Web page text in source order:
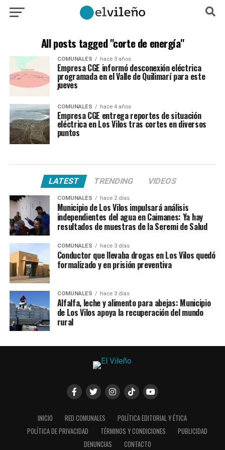
All posts tagged "corte de energía"
COMUNALES hace 3 años
Empresa CGE informó desconexión eléctrica
programada en el Valle de Quilimarí para este
jueves
COMUNALES hace 4 años
Empresa CGE entrega reportes de situación
eléctrica en Los Vilos tras cortes en diversos
puntos
LATEST TRENDING VIDEOS
COMUNALES hace 2 días
Municipio de Los Vilos impulsará análisis
independientes del agua en Caimanes: Ya hay
resultados de muestras de la Seremi de Salud
COMUNALES hace 3 días
Conductor que llevaba drogas en Los Vilos quedó
formalizado y en prisión preventiva
COMUNALES hace 3 días
Alfalfa, leche y alimento para abejas: Municipio
de Los Vilos apoya la recuperación del mundo
rural
INICIO RED COMUNALES
POLÍTICA EDITORIAL Y ÉTICA
POLÍTICA DE PRIVACIDAD
TÉRMINOS Y CONDICIONES
PUBLICIDAD
DENUNCIAS
CONTACTO